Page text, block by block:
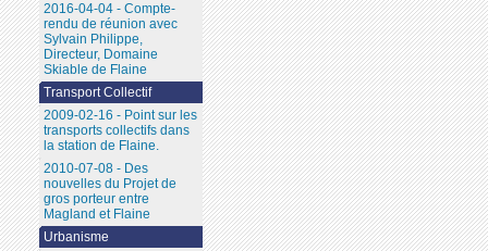
2016-04-04 - Compte-
rendu de réunion avec
Sylvain Philippe,
Directeur, Domaine
Skiable de Flaine
Transport Collectif
2009-02-16 - Point sur les
transports collectifs dans
la station de Flaine.
2010-07-08 - Des
nouvelles du Projet de
gros porteur entre
Magland et Flaine
Urbanisme